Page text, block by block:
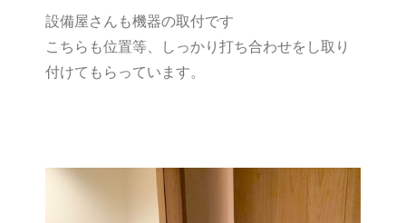
設備屋さんも機器の取付です
こちらも位置等、しっかり打ち合わせをし取り
付けてもらっています。